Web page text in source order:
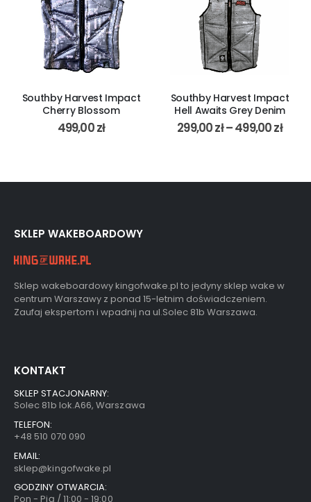
Southby Harvest Impact
Cherry Blossom
499,00zł
Southby Harvest Impact
Hell Awaits Grey Denim
299,00zł–499,00zł
SKLEP WAKEBOARDOWY
Sklep wakeboardowy kingofwake.pl to jedyny sklep wake w
centrum Warszawy z ponad 15-letnim doświadczeniem.
Zaufaj ekspertom i wpadnij na ul.Solec 81b Warszawa.
KONTAKT
SKLEP STACJONARNY:
Solec 81b lok.A66, Warszawa
TELEFON:
+48 510 070 090
EMAIL:
sklep@kingofwake.pl
GODZINY OTWARCIA:
Pon - Pią / 11:00 - 19:00